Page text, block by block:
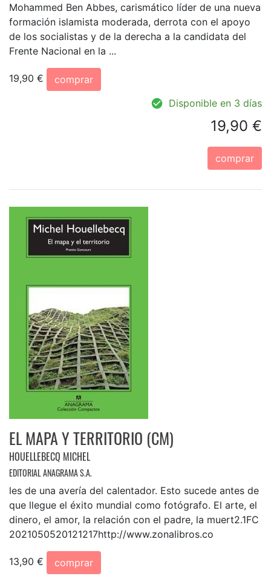
Mohammed Ben Abbes, carismático líder de una nueva
formación islamista moderada, derrota con el apoyo
de los socialistas y de la derecha a la candidata del
Frente Nacional en la ...
19,90 €
comprar
Disponible en 3 días
19,90 €
comprar
EL MAPA Y TERRITORIO (CM)
HOUELLEBECQ MICHEL
EDITORIAL ANAGRAMA S.A.
les de una avería del calentador. Esto sucede antes de
que llegue el éxito mundial como fotógrafo. El arte, el
dinero, el amor, la relación con el padre, la muert2.1FC
2021050520121217http://www.zonalibros.co
13,90 €
comprar